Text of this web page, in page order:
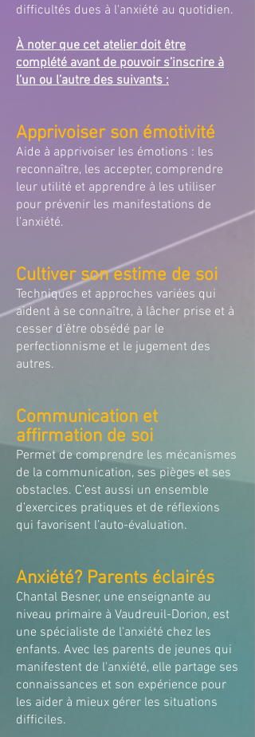
difficultés dues à l'anxiété au quotidien.
À noter que cet atelier doit être
complété avant de pouvoir s’inscrire à
l’un ou l’autre des suivants :
Apprivoiser son émotivité
Aide à apprivoiser les émotions : les
reconnaître, les accepter, comprendre
leur utilité et apprendre à les utiliser
pour prévenir les manifestations de
l’anxiété.
Cultiver son estime de soi
Techniques et approches variées qui
aident à se connaître, à lâcher prise et à
cesser d’être obsédé par le
perfectionnisme et le jugement des
autres.
Communication et
affirmation de soi
Permet de comprendre les mécanismes
de la communication, ses pièges et ses
obstacles. C’est aussi un ensemble
d’exercices pratiques et de réflexions
qui favorisent l’auto-évaluation.
Anxiété? Parents éclairés
Chantal Besner, une enseignante au
niveau primaire à Vaudreuil-Dorion, est
une spécialiste de l'anxiété chez les
enfants. Avec les parents de jeunes qui
manifestent de l'anxiété, elle partage ses
connaissances et son expérience pour
les aider à mieux gérer les situations
difficiles.